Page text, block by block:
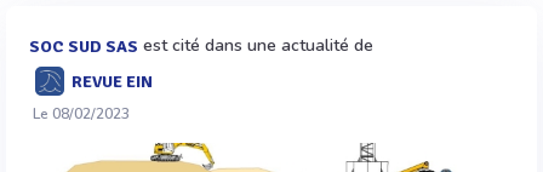
SOC SUD SAS est cité dans une actualité de
REVUE EIN
Le 08/02/2023